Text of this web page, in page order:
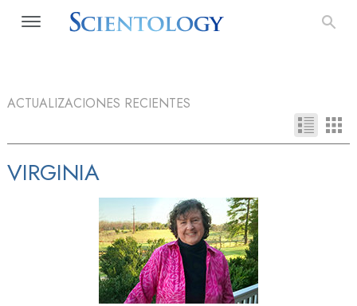
ACTUALIZACIONES RECIENTES
VIRGINIA